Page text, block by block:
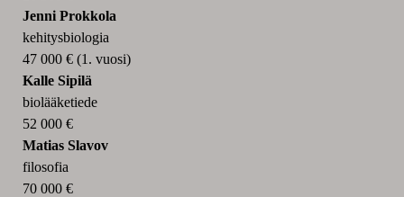
Jenni Prokkola
kehitysbiologia
47 000 € (1. vuosi)
Kalle Sipilä
biolääketiede
52 000 €
Matias Slavov
filosofia
70 000 €